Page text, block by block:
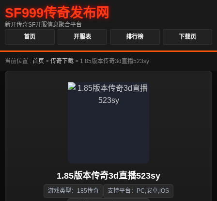
SF999传奇发布网
新开传奇SF开服信息聚合平台
首页
开服表 排行榜 下载页
当前位置 : 首页 > 传奇下载 > 1.85版本传奇3d直播523sy
1.85版本传奇3d直播523sy
游戏类型：185传奇 支持平台：PC,安卓,iOS